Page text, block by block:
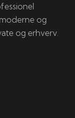
og
og erhverv.